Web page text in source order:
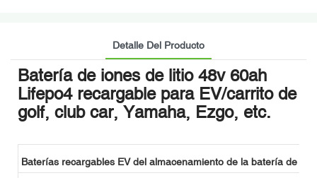
Detalle Del Producto
Batería de iones de litio 48v 60ah
Lifepo4 recargable para EV/carrito de
golf, club car, Yamaha, Ezgo, etc.
Baterías recargables EV del almacenamiento de la batería de